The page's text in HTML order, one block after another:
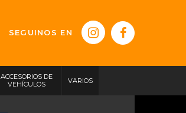
SEGUINOS EN
ACCESORIOS DE
VEHÍCULOS
VARIOS